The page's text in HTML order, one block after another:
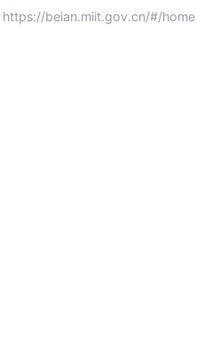
https://beian.miit.gov.cn/#/home